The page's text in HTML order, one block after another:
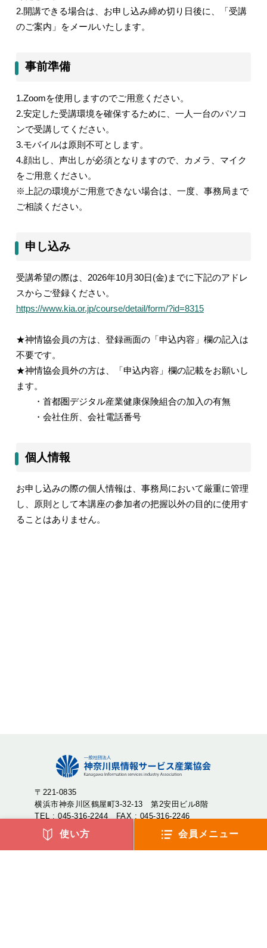
2.開講できる場合は、お申し込み締め切り日後に、「受講
のご案内」をメールいたします。
事前準備
1.Zoomを使用しますのでご用意ください。
2.安定した受講環境を確保するために、一人一台のパソコ
ンで受講してください。
3.モバイルは原則不可とします。
4.顔出し、声出しが必須となりますので、カメラ、マイク
をご用意ください。
※上記の環境がご用意できない場合は、一度、事務局まで
ご相談ください。
申し込み
受講希望の際は、 2026年10月30日(金) までに下記のアドレ
スからご登録ください。
https://www.kia.or.jp/course/detail/form/?id=8315
★神情協会員の方は、登録画面の「申込内容」欄の記入は
不要です。
★神情協会員外の方は、「申込内容」欄の記載をお願いし
ます。
・首都圏デジタル産業健康保険組合の加入の有無
・会社住所、会社電話番号
個人情報
お申し込みの際の個人情報は、事務局において厳重に管理
し、原則として本講座の参加者の把握以外の目的に使用す
ることはありません。
〒221-0835
横浜市神奈川区鶴屋町3-32-13 第2安田ビル8階
TEL : 045-316-2244 FAX : 045-316-2246
神奈川県情報サービス産業協会（神情協・しんじょうきょ
使い方 会員メニュー